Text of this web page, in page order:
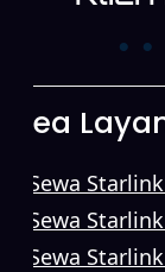
Area
Sewa
Sewa
Sewa